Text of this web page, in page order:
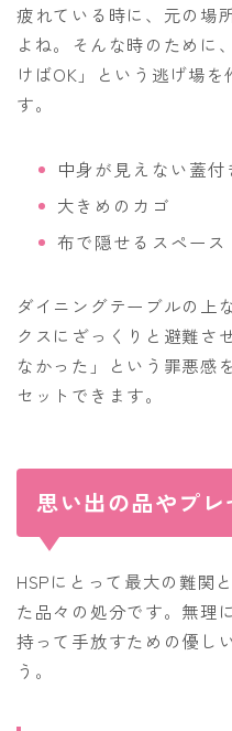
疲れている時に、元の場
よね。そんな時のために
けばOK」という逃げ場
す。
中身が見えない蓋付
大きめのカゴ
布で隠せるスペース
ダイニングテーブルの上
クスにざっくりと避難さ
なかった」という罪悪感
セットできます。
思い出の品やプ
HSPにとって最大の難関
た品々の処分です。無理
持って手放すための優し
う。